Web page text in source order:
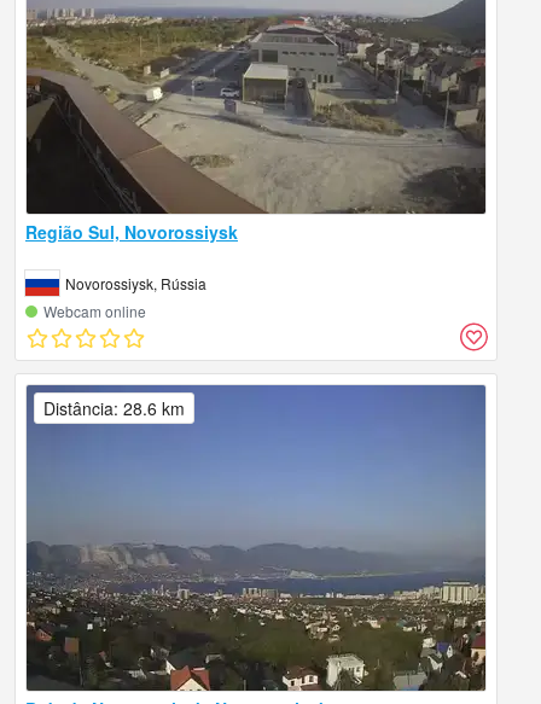
Região Sul, Novorossiysk
Novorossiysk, Rússia
Webcam online
Distância: 28.6 km